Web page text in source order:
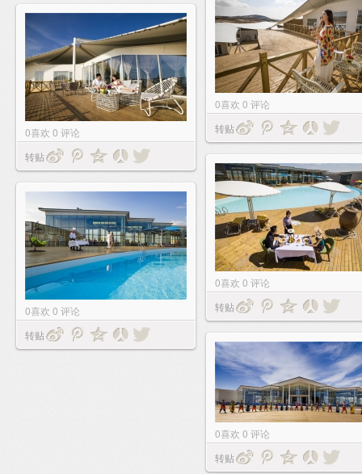
0喜欢 0 评论
转贴
0喜欢 0 评论
转贴
0喜欢 0 评论
转贴
0喜欢 0 评论
转贴
0喜欢 0 评论
转贴